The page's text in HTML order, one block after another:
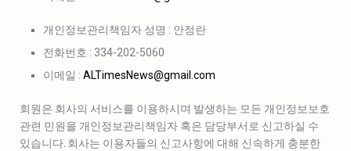
개인정보관리책임자 성명 : 안정란
전화번호 : 334-202-5060
이메일 : ALTimesNews@gmail.com
회원은 회사의 서비스를 이용하시며 발생하는 모든 개인정보보호
관련 민원을 개인정보관리책임자 혹은 담당부서로 신고하실 수
있습니다. 회사는 이용자들의 신고사항에 대해 신속하게 충분한